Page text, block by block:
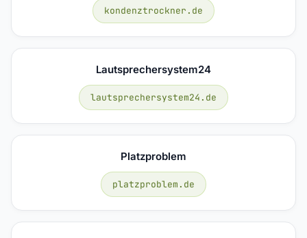
kondenztrockner.de
Lautsprechersystem24
lautsprechersystem24.de
Platzproblem
platzproblem.de